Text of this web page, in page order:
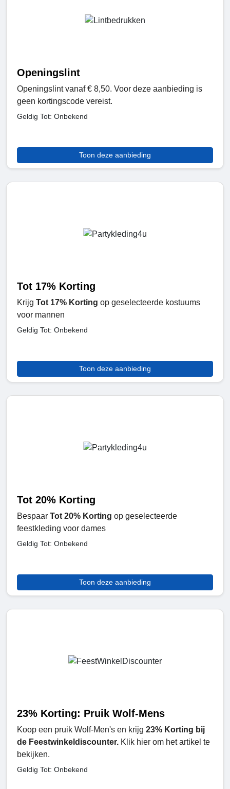
Openingslint
Openingslint vanaf € 8,50. Voor deze aanbieding is
geen kortingscode vereist.
Geldig Tot: Onbekend
Toon deze aanbieding
Tot 17% Korting
Krijg Tot 17% Korting op geselecteerde kostuums
voor mannen
Geldig Tot: Onbekend
Toon deze aanbieding
Tot 20% Korting
Bespaar Tot 20% Korting op geselecteerde
feestkleding voor dames
Geldig Tot: Onbekend
Toon deze aanbieding
23% Korting: Pruik Wolf-Mens
Koop een pruik Wolf-Men's en krijg 23% Korting bij
de Feestwinkeldiscounter. Klik hier om het artikel te
bekijken.
Geldig Tot: Onbekend